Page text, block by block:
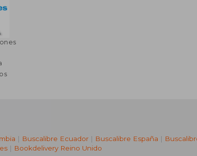
| Buscalibre Ecuador | Buscalibre España |
| Bookdelivery Reino Unido